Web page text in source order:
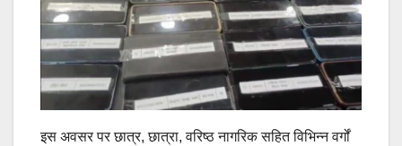
इस अवसर पर छात्र, छात्रा, वरिष्ठ नागरिक सहित विभिन्न वर्गों